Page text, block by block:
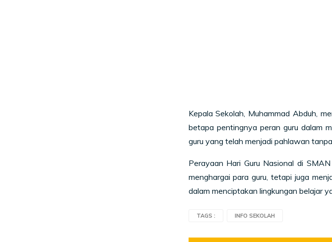
Kepala Sekolah, Muhammad Abduh,
betapa pentingnya peran guru dalam
guru yang telah menjadi pahlawan
Perayaan Hari Guru Nasional di
menghargai para guru, tetapi juga
dalam menciptakan lingkungan belajar
TAGS : INFO SEKOLAH